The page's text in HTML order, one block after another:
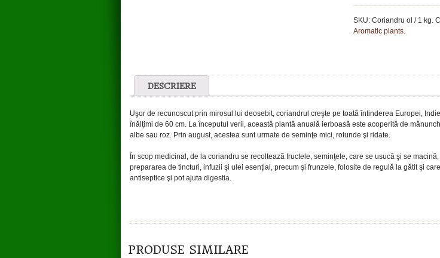
kg
SKU: Coriandru ol / 1 kg.
Aromatic plants.
DESCRIERE
Uşor de recunoscut prin mirosul lui deosebit, coriandrul creşte pe toată întinderea Europei,
înălţimi de 60 cm. La începutul verii, această plantă anuală ierboasă este acoperită de
albe sau roz. Prin august, acestea sunt urmate de seminţe mici, rotunde şi ridate.
În scop medicinal, de la coriandru se recolteazã fructele, seminţele, care se usucă şi se
prepararea de tincturi, infuzii şi ulei esenţial, precum şi frunzele, folosite de regulă la gătit şi
antiseptice şi pot ajuta digestia.
PRODUSE SIMILARE